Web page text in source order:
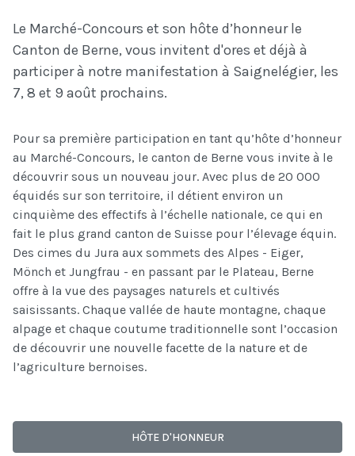
Le Marché-Concours et son hôte d’honneur le
Canton de Berne, vous invitent d'ores et déjà à
participer à notre manifestation à Saignelégier, les
7, 8 et 9 août prochains.
Pour sa première participation en tant qu’hôte d’honneur
au Marché-Concours, le canton de Berne vous invite à le
découvrir sous un nouveau jour. Avec plus de 20 000
équidés sur son territoire, il détient environ un
cinquième des effectifs à l’échelle nationale, ce qui en
fait le plus grand canton de Suisse pour l’élevage équin.
Des cimes du Jura aux sommets des Alpes - Eiger,
Mönch et Jungfrau - en passant par le Plateau, Berne
offre à la vue des paysages naturels et cultivés
saisissants. Chaque vallée de haute montagne, chaque
alpage et chaque coutume traditionnelle sont l’occasion
de découvrir une nouvelle facette de la nature et de
l’agriculture bernoises.
HÔTE D'HONNEUR